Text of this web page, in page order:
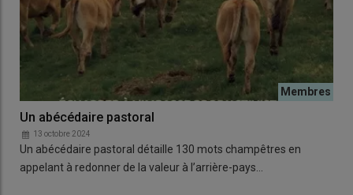
Un abécédaire pastoral
13 octobre 2024
Un abécédaire pastoral détaille 130 mots champêtres en
appelant à redonner de la valeur à l’arrière-pays…